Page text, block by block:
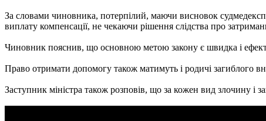
За словами чиновника, потерпілий, маючи висновок
виплату компенсації, не чекаючи рішення слідства про
Чиновник пояснив, що основною метою закону є швидка і
Право отримати допомогу також матимуть і родичі загиблого
Заступник міністра також розповів, що за кожен вид злочину і